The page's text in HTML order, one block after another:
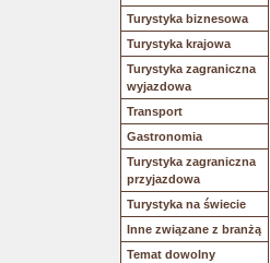
Turystyka biznesowa
Turystyka krajowa
Turystyka zagraniczna
wyjazdowa
Transport
Gastronomia
Turystyka zagraniczna
przyjazdowa
Turystyka na świecie
Inne związane z branżą
Temat dowolny